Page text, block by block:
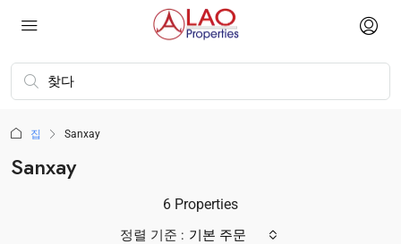
집 Sanxay
Sanxay
6 Properties
정렬 기준 : 기본 주문